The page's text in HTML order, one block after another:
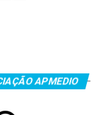
APMEDIO